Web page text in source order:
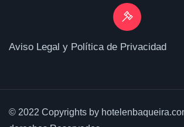
Aviso Legal y Política de Privacidad
© 2022 Copyrights by